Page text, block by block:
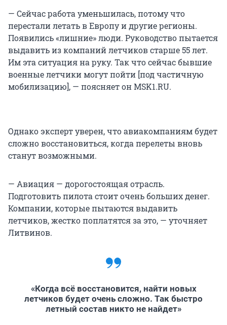
— Сейчас работа уменьшилась, потому что
перестали летать в Европу и другие регионы.
Появились «лишние» люди. Руководство пытается
выдавить из компаний летчиков старше 55 лет.
Им эта ситуация на руку. Так что сейчас бывшие
военные летчики могут пойти [под частичную
мобилизацию], — поясняет он MSK1.RU.
Однако эксперт уверен, что авиакомпаниям будет
сложно восстановиться, когда перелеты вновь
станут возможными.
— Авиация — дорогостоящая отрасль.
Подготовить пилота стоит очень больших денег.
Компании, которые пытаются выдавить
летчиков, жестко поплатятся за это, — уточняет
Литвинов.
«Когда всё восстановится, найти новых
летчиков будет очень сложно. Так быстро
летный состав никто не найдет»